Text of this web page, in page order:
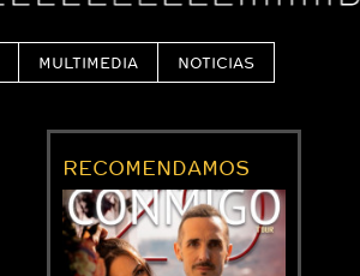
MULTIMEDIA NOTICIAS
RECOMENDAMOS